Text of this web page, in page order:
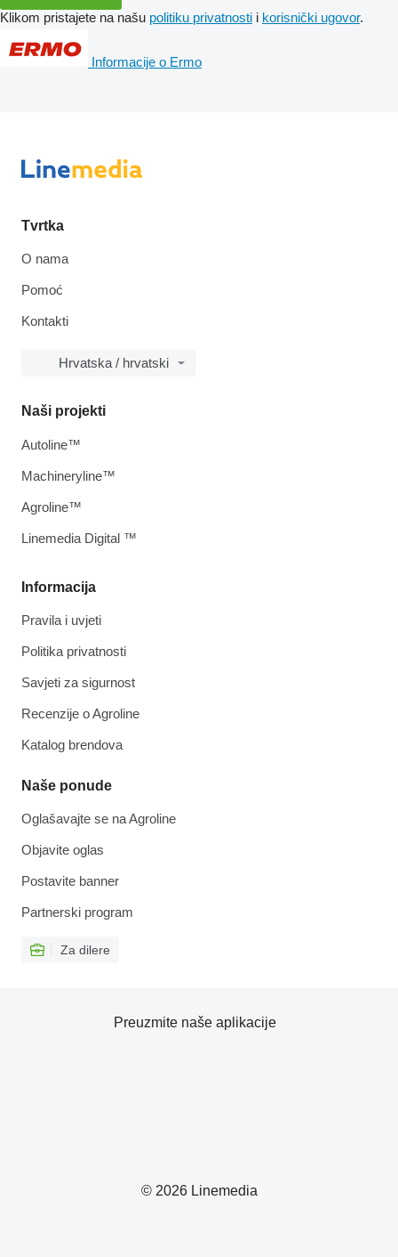
Klikom pristajete na našu politiku privatnosti i korisnički ugovor.
Informacije o Ermo
Tvrtka
O nama
Pomoć
Kontakti
Hrvatska / hrvatski
Informacija
Pravila i uvjeti
Politika privatnosti
Savjeti za sigurnost
Recenzije o Agroline
Katalog brendova
Naše ponude
Oglašavajte se na Agroline
Objavite oglas
Postavite banner
Partnerski program
Za dilere
Naši projekti
Autoline™
Machineryline™
Agroline™
Linemedia Digital ™
© 2026 Linemedia
Preuzmite naše aplikacije